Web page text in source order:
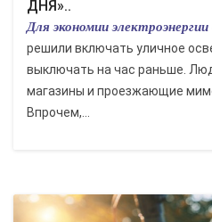
ДНЯ»..
Для экономии
решили включать уличное
выключать на час раньше.
магазины и проезжающие
Впрочем,...